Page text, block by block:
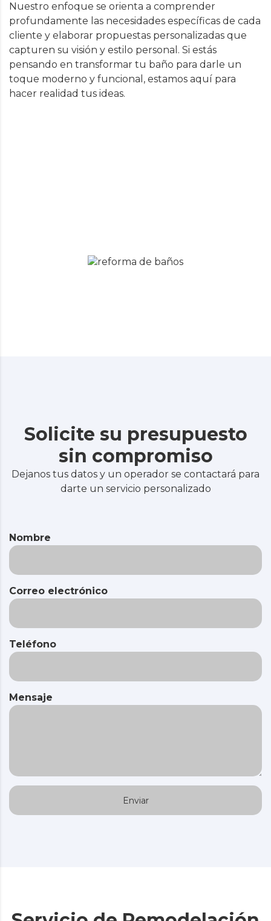
Nuestro enfoque se orienta a comprender
profundamente las necesidades específicas de cada
cliente y elaborar propuestas personalizadas que
capturen su visión y estilo personal. Si estás
pensando en transformar tu baño para darle un
toque moderno y funcional, estamos aquí para
hacer realidad tus ideas.
Solicite su presupuesto
sin compromiso
Dejanos tus datos y un operador se contactará para
darte un servicio personalizado
Nombre
Correo electrónico
Teléfono
Mensaje